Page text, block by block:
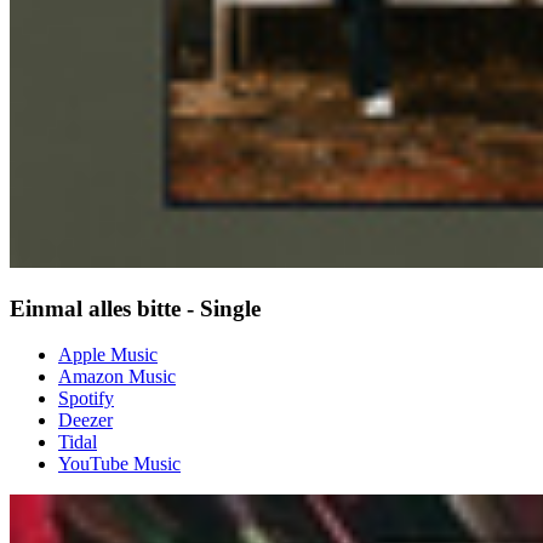
Einmal alles bitte - Single
Apple Music
Amazon Music
Spotify
Deezer
Tidal
YouTube Music